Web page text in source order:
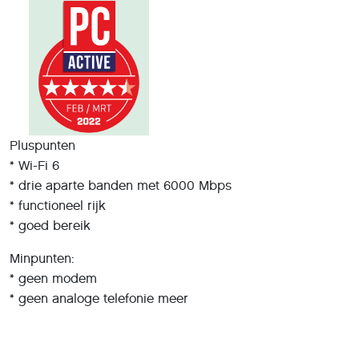
Pluspunten
* Wi-Fi 6
* drie aparte banden met 6000 Mbps
* functioneel rijk
* goed bereik
Minpunten:
* geen modem
* geen analoge telefonie meer